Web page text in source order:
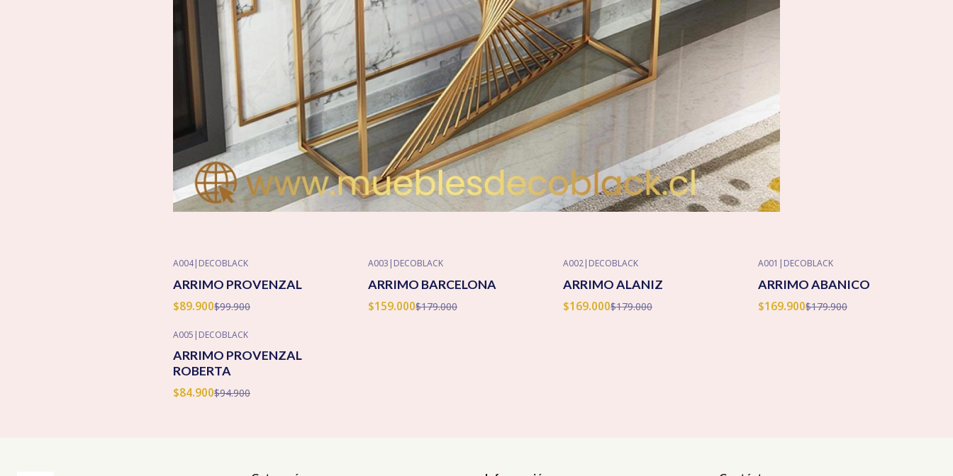
A004| DECOBLACK
ARRIMO PROVENZAL
$89.900$99.900
Agotado
A003 | DECOBLACK
ARRIMO BARCELONA
$159.000$179.000
A002| DECOBLACK
ARRIMO ALANIZ
$169.000$179.000
Agotado
A001 | DECOBLACK
ARRIMO ABANICO
$169.900$179.900
Agotado
A005 | DECOBLACK
ARRIMO PROVENZAL
ROBERTA
$84.900$94.900